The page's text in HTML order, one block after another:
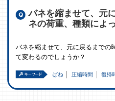
バネを縮ませて、元
ネの荷重、種類によ
バネを縮ませて、元に戻るまでの
て変わるのでしょうか？
ばね 圧縮時間 復帰